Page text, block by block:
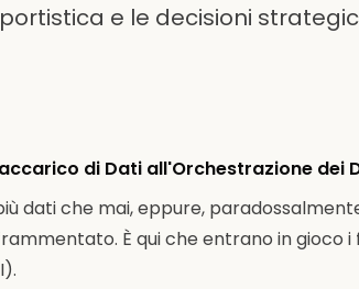
e le decisioni
di Dati all'Orchestrazione dei
dati che mai, eppure,
È qui che entrano in gioco i